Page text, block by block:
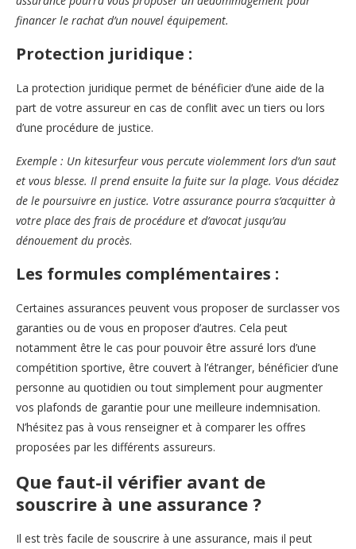
financer le rachat d’un nouvel équipement.
Protection juridique :
La protection juridique permet de bénéficier d’une aide de la
part de votre assureur en cas de conflit avec un tiers ou lors
d’une procédure de justice.
Exemple : Un kitesurfeur vous percute violemment lors d’un saut
et vous blesse. Il prend ensuite la fuite sur la plage. Vous décidez
de le poursuivre en justice. Votre assurance pourra s’acquitter à
votre place des frais de procédure et d’avocat jusqu’au
dénouement du procès.
Les formules complémentaires :
Certaines assurances peuvent vous proposer de surclasser vos
garanties ou de vous en proposer d’autres. Cela peut
notamment être le cas pour pouvoir être assuré lors d’une
compétition sportive, être couvert à l’étranger, bénéficier d’une
personne au quotidien ou tout simplement pour augmenter
vos plafonds de garantie pour une meilleure indemnisation.
N’hésitez pas à vous renseigner et à comparer les offres
proposées par les différents assureurs.
Que faut-il vérifier avant de
souscrire à une assurance ?
Il est très facile de souscrire à une assurance, mais il peut